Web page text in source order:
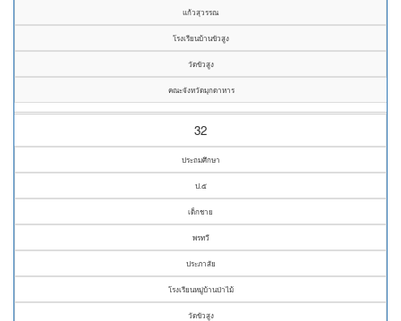
แก้วสุวรรณ
โรงเรียนบ้านขัวสูง
วัดขัวสูง
คณะจังหวัดมุกดาหาร
32
ประถมศึกษา
ป.๕
เด็กชาย
พรทวี
ประภาสัย
โรงเรียนหมู่บ้านป่าไม้
วัดขัวสูง